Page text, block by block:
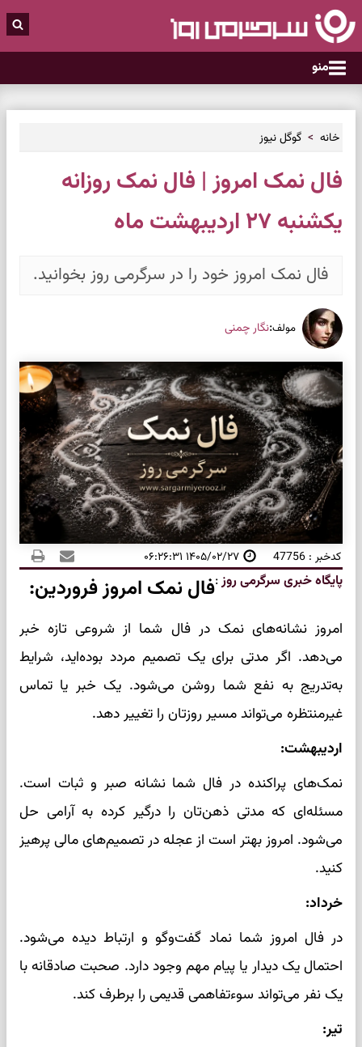
منو
خانه گوگل نیوز
فال نمک امروز | فال نمک روزانه
یکشنبه ۲۷ اردیبهشت ماه
فال نمک امروز خود را در سرگرمی روز بخوانید.
مولف:نگار چمنی
کدخبر : 47756 ۱۴۰۵/۰۲/۲۷ ۰۶:۲۶:۳۱
پایگاه خبری سرگرمی روز:فال نمک امروز فروردین:
امروز نشانه‌های نمک در فال شما از شروعی تازه خبر
می‌دهد. اگر مدتی برای یک تصمیم مردد بوده‌اید، شرایط
به‌تدریج به نفع شما روشن می‌شود. یک خبر یا تماس
غیرمنتظره می‌تواند مسیر روزتان را تغییر دهد.
اردیبهشت:
نمک‌های پراکنده در فال شما نشانه صبر و ثبات است.
مسئله‌ای که مدتی ذهن‌تان را درگیر کرده به آرامی حل
می‌شود. امروز بهتر است از عجله در تصمیم‌های مالی پرهیز
کنید.
خرداد:
در فال امروز شما نماد گفت‌وگو و ارتباط دیده می‌شود.
احتمال یک دیدار یا پیام مهم وجود دارد. صحبت صادقانه با
یک نفر می‌تواند سوءتفاهمی قدیمی را برطرف کند.
تیر: